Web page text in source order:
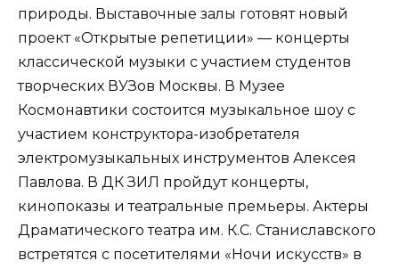
природы. Выставочные залы готовят новый
проект «Открытые репетиции» — концерты
классической музыки с участием студентов
творческих ВУЗов Москвы. В Музее
Космонавтики состоится музыкальное шоу с
участием конструктора-изобретателя
электромузыкальных инструментов Алексея
Павлова. В ДК ЗИЛ пройдут концерты,
кинопоказы и театральные премьеры. Актеры
Драматического театра им. К.С. Станиславского
встретятся с посетителями «Ночи искусств» в